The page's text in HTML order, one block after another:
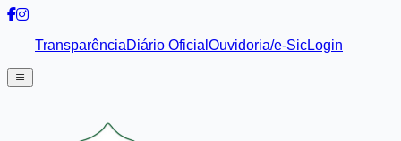
TransparênciaDiário Oficial Ouvidoria/e-SicLogin